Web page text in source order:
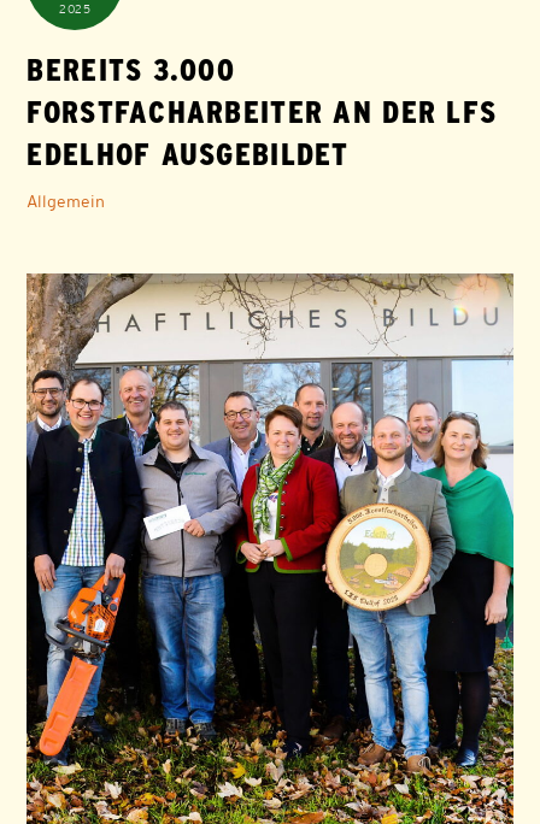
2025
BEREITS 3.000
FORSTFACHARBEITER AN DER LFS
EDELHOF AUSGEBILDET
Allgemein